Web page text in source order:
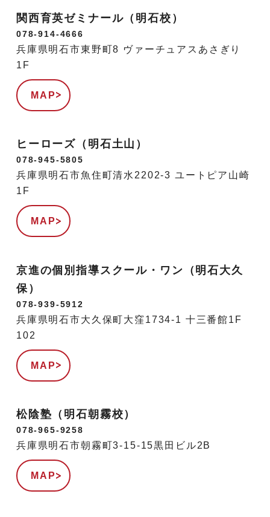
関西育英ゼミナール（明石校）
078-914-4666
兵庫県明石市東野町8 ヴァーチュアスあさぎり
1F
MAP
ヒーローズ（明石土山）
078-945-5805
兵庫県明石市魚住町清水2202-3 ユートピア山崎
1F
MAP
京進の個別指導スクール・ワン（明石大久
保）
078-939-5912
兵庫県明石市大久保町大窪1734-1 十三番館1F
102
MAP
松陰塾（明石朝霧校）
078-965-9258
兵庫県明石市朝霧町3-15-15黒田ビル2B
MAP